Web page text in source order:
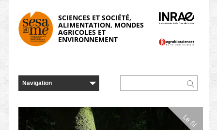
SCIENCES ET SOCIÉTÉ,
ALIMENTATION, MONDES
AGRICOLES ET
ENVIRONNEMENT
Le fil